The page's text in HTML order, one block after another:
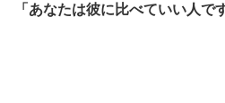
「あなたは彼に比べていい人で